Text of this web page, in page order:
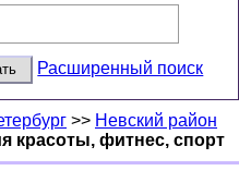
Расширенный поиск
>> Невский район
красоты, фитнес, спорт